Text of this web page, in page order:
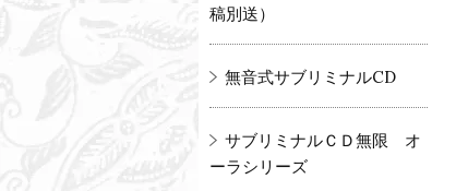
稿別送）
無音式サブリミナルCD
サブリミナルＣＤ無限 オ
ーラシリーズ